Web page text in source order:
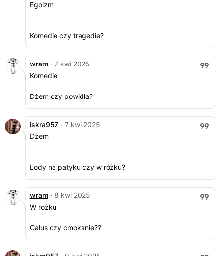
Egoizm
Komedie czy tragedie?
wram · 7 kwi 2025
Komedie
Dżem czy powidła?
iskra957 · 7 kwi 2025
Dżem
Lody na patyku czy w różku?
wram · 8 kwi 2025
W rożku
Całus czy cmokanie??